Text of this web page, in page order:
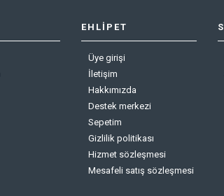
EHLİPET
Üye girişi
İletişim
Hakkımızda
Destek merkezi
Sepetim
Gizlilik politikası
Hizmet sözleşmesi
Mesafeli satış sözleşmesi